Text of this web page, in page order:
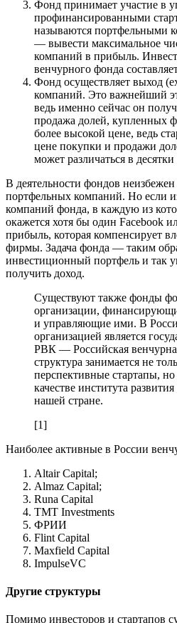
Фонд принимает участие в
профинансированными
называются портфельными
— вывести максимальное
компаний в прибыль.
венчурного фонда
Фонд осуществляет выход
компаний. Это важнейший
ведь именно сейчас он
продажа долей, купленных
более высокой цене, ведь
цене покупки и продажи
может различаться в
В деятельности фондов неизбежен
портфельных компаний. Но если
компаний фонда, в каждую из
окажется хотя бы один Facebook
прибыль, которая компенсирует
фирмы. Задача фонда — таким
инвестиционный портфель и так
получить доход.
Существуют также фонды
организации,
и управляющие ими. В
организацией является
РВК — Российская
структура занимается не
перспективные стартапы,
качестве института
нашей стране.
[1]
Наиболее активные в России
Altair Capital;
Almaz Capital;
Runa Capital
TMT Investments
ФРИИ
Flint Capital
Maxfield Capital
ImpulseVC
Другие структуры
Помимо инвесторов и стартапов